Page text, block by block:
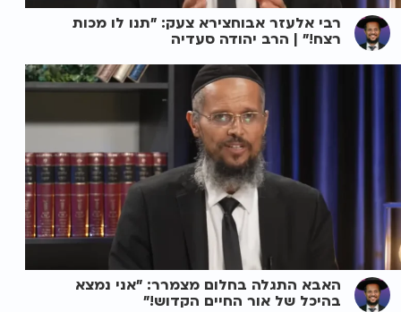
רבי אלעזר אבוחצירא צעק: "תנו לו מכות
רצח!" | הרב יהודה סעדיה
האבא התגלה בחלום מצמרר: "אני נמצא
בהיכל של אור החיים הקדוש!"